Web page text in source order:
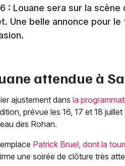
: Louane sera sur la scène
Une belle annonce pour
attendue à
ajustement dans la
prévue les 16, 17 et 18
des Rohan.
Patrick Bruel, dont la
une soirée de clôture très